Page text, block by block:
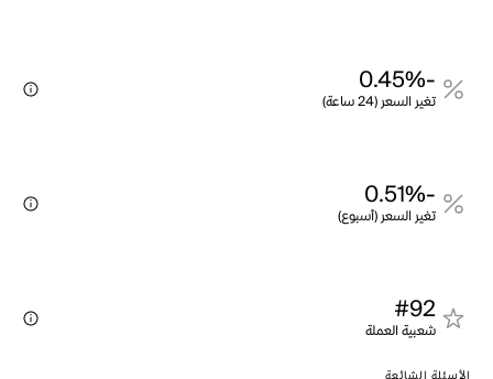
-0.45%
تغير السعر (24 ساعة)
-0.51%
تغير السعر (أسبوع)
#92
شعبية العملة